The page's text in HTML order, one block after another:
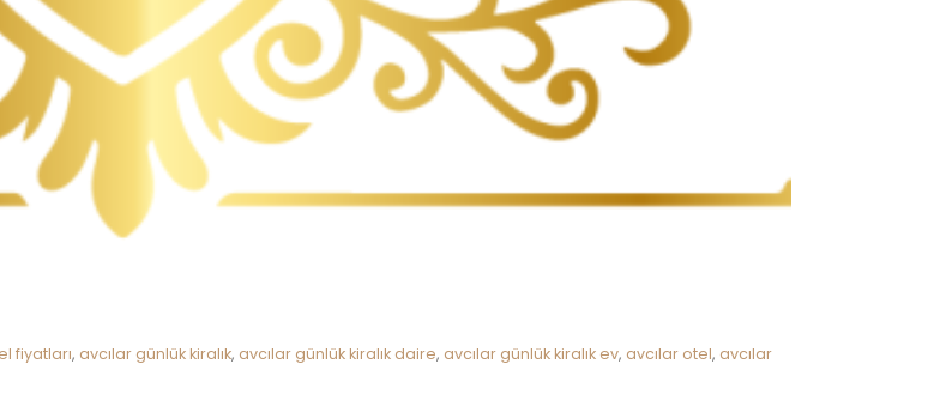
fiyatları, avcılar günlük kiralık, avcılar günlük kiralık daire, avcılar günlük kiralık ev, avcılar otel, avcılar